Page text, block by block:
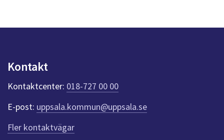
n
k
t
e
r
f
ö
r
Kontakt
Kontaktcenter: 018-727 00 00
E-post: uppsala.kommun@uppsala.se
Fler kontaktvägar